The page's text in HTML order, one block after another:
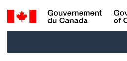
au
au
à
Recherche
et